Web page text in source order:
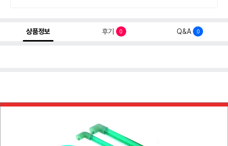
상품정보 후기 0 Q&A 0